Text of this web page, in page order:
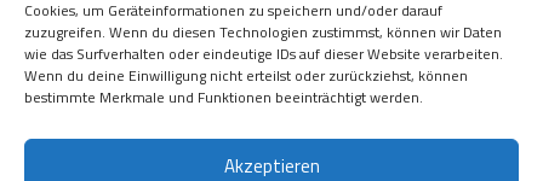
Cookies, um Geräteinformationen zu speichern und/oder darauf
zuzugreifen. Wenn du diesen Technologien zustimmst, können wir Daten
wie das Surfverhalten oder eindeutige IDs auf dieser Website verarbeiten.
Wenn du deine Einwilligung nicht erteilst oder zurückziehst, können
bestimmte Merkmale und Funktionen beeinträchtigt werden.
Akzeptieren
Klarna
American Express